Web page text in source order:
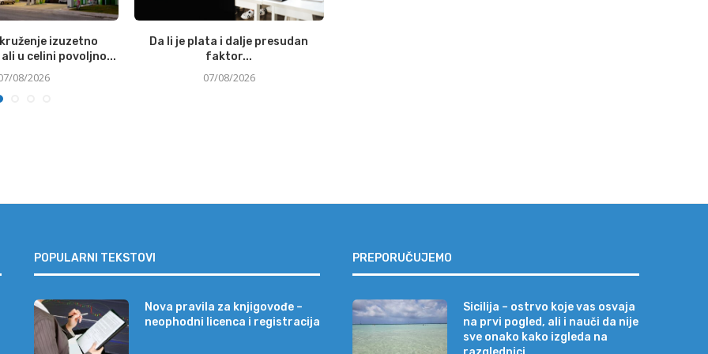
izuzetno
u celini povoljno...
08/2026
Da li je plata i dalje presudan
faktor...
07/08/2026
POPULARNI TEKSTOVI
Nova pravila za knjigovođe –
neophodni licenca i registracija
PREPORUČUJEMO
Sicilija – ostrvo koje vas osvaja
na prvi pogled, ali i nauči da nije
sve onako kako izgleda na